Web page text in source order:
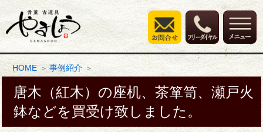
HOME 事例紹介
唐木（紅木）の座机、茶箪笥、瀬戸火
鉢などを買受け致しました。